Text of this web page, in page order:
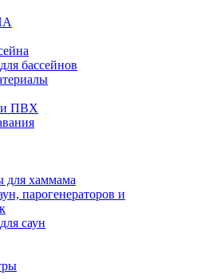
бассейнов
ПВХ
для хаммама
парогенераторов и
саун